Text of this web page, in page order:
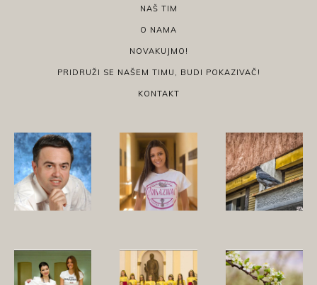
NAŠ TIM
O NAMA
NOVAKUJMO!
PRIDRUŽI SE NAŠEM TIMU, BUDI POKAZIVAČ!
KONTAKT